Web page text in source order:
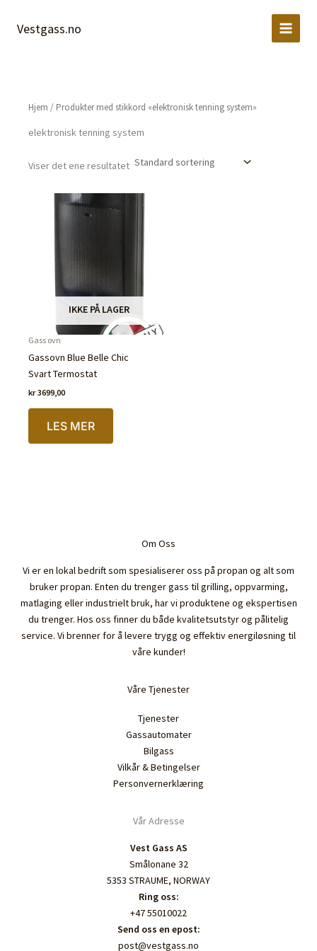
Vestgass.no
Hjem / Produkter med stikkord «elektronisk tenning system»
elektronisk tenning system
Viser det ene resultatet
IKKE PÅ LAGER
Gass ovn
Gassovn Blue Belle Chic
Svart Termostat
kr3699,00
LES MER
Om Oss
Vi er en lokal bedrift som spesialiserer oss på propan og alt som
bruker propan. Enten du trenger gass til grilling, oppvarming,
matlaging eller industrielt bruk, har vi produktene og ekspertisen
du trenger. Hos oss finner du både kvalitetsutstyr og pålitelig
service. Vi brenner for å levere trygg og effektiv energiløsning til
våre kunder!
Våre Tjenester
Tjenester
Gassautomater
Bilgass
Vilkår & Betingelser
Personvernerklæring
Vår Adresse
Vest Gass AS
Smålonane 32
5353 STRAUME, NORWAY
Ring oss:
+47 55010022
Send oss en epost:
post@vestgass.no